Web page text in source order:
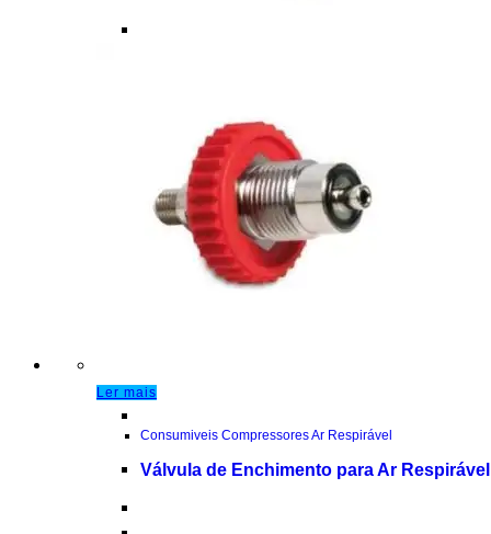
Ler mais
Consumiveis Compressores Ar Respirável
Válvula de Enchimento para Ar Respirável